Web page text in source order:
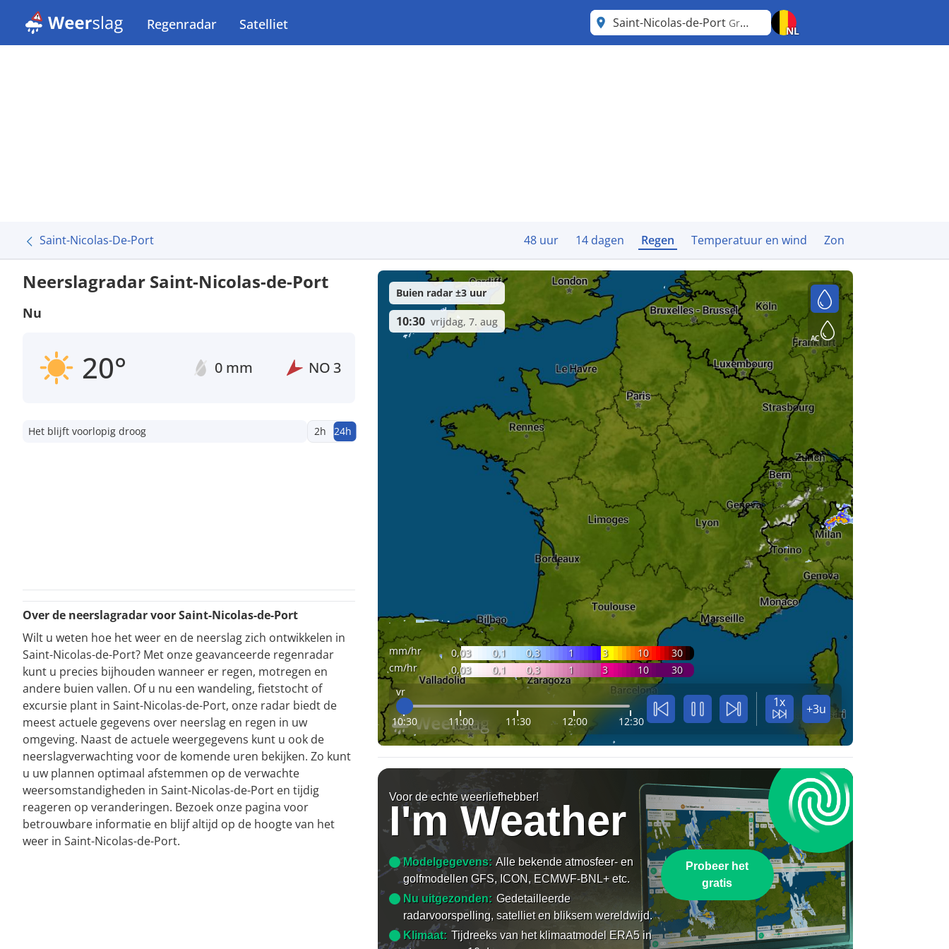
Regenradar Satelliet Saint-Nicolas-de-Port Grand Est
NL
Saint-Nicolas-De-Port 48 uur 14 dagen Regen Temperatuur en wind Zon
Neerslagradar Saint-Nicolas-de-Port
Nu
20° 0 mm NO3
Het blijft voorlopig droog 2h 24h
Over de neerslagradar voor Saint-Nicolas-de-Port
Wilt u weten hoe het weer en de neerslag zich ontwikkelen in
Saint-Nicolas-de-Port? Met onze geavanceerde regenradar
kunt u precies bijhouden wanneer er regen, motregen en
andere buien vallen. Of u nu een wandeling, fietstocht of
excursie plant in Saint-Nicolas-de-Port, onze radar biedt de
meest actuele gegevens over neerslag en regen in uw
omgeving. Naast de actuele weergegevens kunt u ook de
neerslagverwachting voor de komende uren bekijken. Zo kunt
u uw plannen optimaal afstemmen op de verwachte
weersomstandigheden in Saint-Nicolas-de-Port en tijdig
reageren op veranderingen. Bezoek onze pagina voor
betrouwbare informatie en blijf altijd op de hoogte van het
weer in Saint-Nicolas-de-Port.
mm/hr 0,03 0,1 0,3 1 3 10
30
cm/hr
0,03 0,1 0,3 1 3 10
30
vr
10:30 11:00 11:30 12:00 12:30
1x +3u
Buien radar ±3 uur
10:30 vrijdag, 7. aug
Voor de echte weerliefhebber!
I'm Weather
Modelgegevens: Alle bekende atmosfeer- en
golfmodellen GFS, ICON, ECMWF-BNL+ etc.
Nu uitgezonden: Gedetailleerde
radarvoorspelling, satelliet en bliksem wereldwijd.
Klimaat: Tijdreeks van het klimaatmodel ERA5 in
Probeer het
gratis